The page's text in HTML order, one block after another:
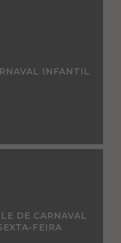
INFANTIL
DE CARNAVAL
FEIRA